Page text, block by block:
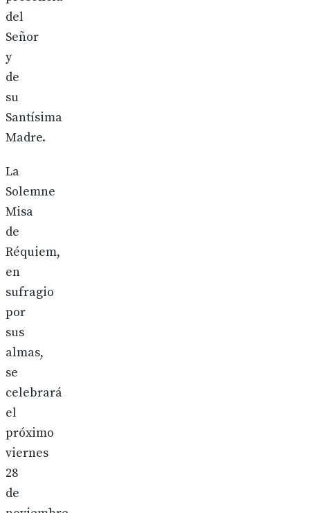
del
Señor
y
de
su
Santísima
Madre.
La
Solemne
Misa
de
Réquiem,
en
sufragio
por
sus
almas,
se
celebrará
el
próximo
viernes
28
de